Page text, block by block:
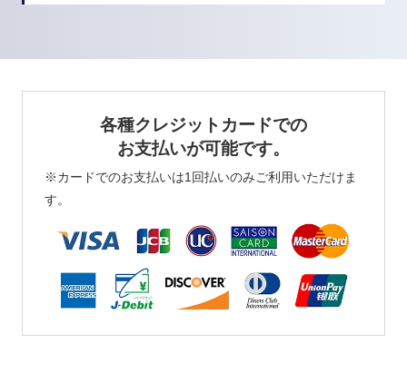
各種クレジットカードでの
お支払いが可能です。
※カードでのお支払いは1回払いのみご利用いただけま
す。